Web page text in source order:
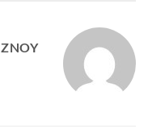
ZNOY